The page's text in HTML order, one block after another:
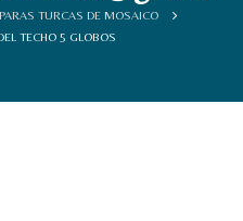
TURCAS DE MOSAICO
TECHO 5 GLOBOS